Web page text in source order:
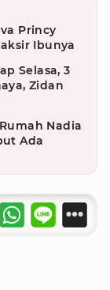
Princy
Ibunya
Selasa, 3
Zidan
Nadia
Ada